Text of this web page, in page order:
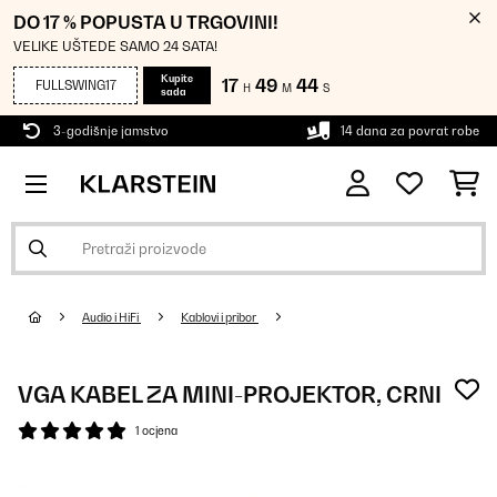
DO 17 % POPUSTA U TRGOVINI!
VELIKE UŠTEDE SAMO 24 SATA!
FULLSWING17
Kupite
sada
17 H 49 M 43 S
3-godišnje jamstvo 14 dana za povrat robe
Audio i HiFi Kablovi i pribor
VGA KABEL ZA MINI-PROJEKTOR, CRNI
1 ocjena